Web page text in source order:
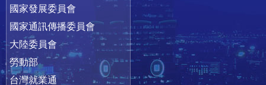
國家發展委員會
國家通訊傳播委員會
大陸委員會
勞動部
台灣就業通